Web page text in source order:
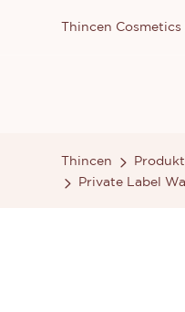
Thincen
Thincen
Private Label